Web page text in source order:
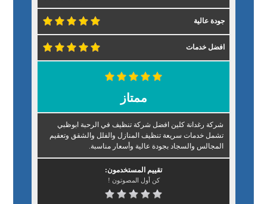
جودة عالية
افضل خدمات
ممتاز
شركة رغدانة كلين افضل شركة تنظيف في الرحبة ابوظبي
تشمل خدمات سريعة تنظيف المنازل والفلل والشقق وتعقيم
المجالس والسجاد بجودة عالية وأسعار مناسبة.
تقييم المستخدمون:
كن أول المصوتون !